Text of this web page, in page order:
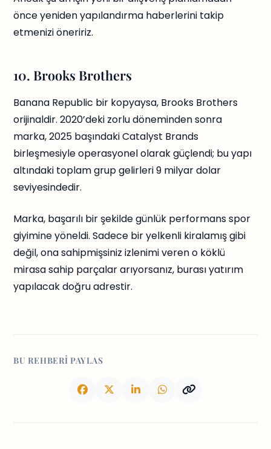
önce yeniden yapılandırma haberlerini takip
etmenizi öneririz.
10. Brooks Brothers
Banana Republic bir kopyaysa, Brooks Brothers
orijinaldir. 2020’deki zorlu döneminden sonra
marka, 2025 başındaki Catalyst Brands
birleşmesiyle operasyonel olarak güçlendi; bu yapı
altındaki toplam grup gelirleri 9 milyar dolar
seviyesindedir.
Marka, başarılı bir şekilde günlük performans spor
giyimine yöneldi. Sadece bir yelkenli kiralamış gibi
değil, ona sahipmişsiniz izlenimi veren o köklü
mirasa sahip parçalar arıyorsanız, burası yatırım
yapılacak doğru adrestir.
BU REHBERI PAYLAS